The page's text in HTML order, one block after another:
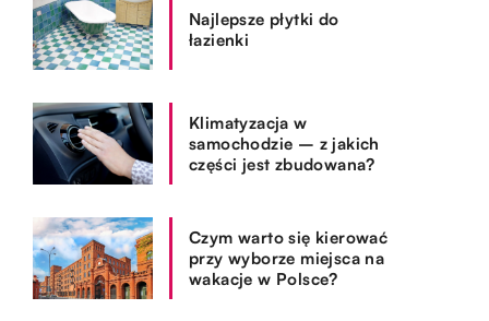
Najlepsze płytki do
łazienki
Klimatyzacja w
samochodzie – z jakich
części jest zbudowana?
Czym warto się kierować
przy wyborze miejsca na
wakacje w Polsce?